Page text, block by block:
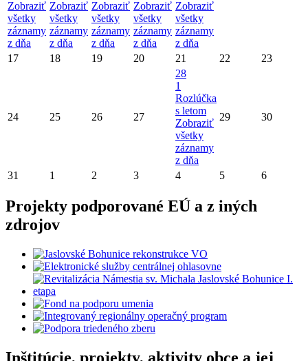
Zobraziť
všetky
záznamy
z dňa
Zobraziť
všetky
záznamy
z dňa
Zobraziť
všetky
záznamy
z dňa
Zobraziť
všetky
záznamy
z dňa
Zobraziť
všetky
záznamy
z dňa
17 18 19 20 21 22 23
24 25 26 27
28
1
Rozlúčka
s letom
Zobraziť
všetky
záznamy
z dňa
29 30
31 1 2 3 4 5 6
Projekty podporované EÚ a z iných
zdrojov